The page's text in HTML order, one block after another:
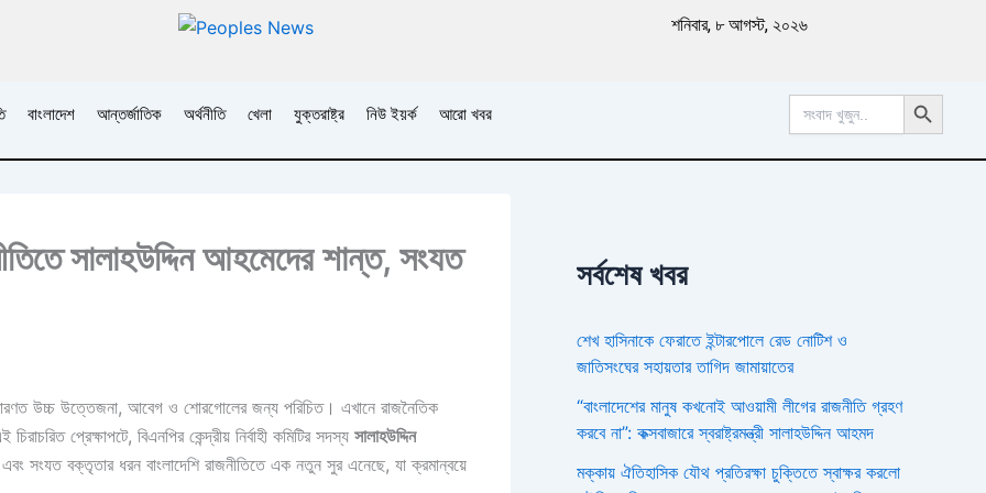
শনিবার, ৮ আগস্ট, ২০২৬
বাংলাদেশ আন্তর্জাতিক অর্থনীতি খেলা যুক্তরাষ্ট্র নিউ ইয়র্ক আরো খবর
Search
for:
Search Button
সালাহউদ্দিন আহমেদের শান্ত, সংযত
উচ্চ উত্তেজনা, আবেগ ও শোরগোলের জন্য পরিচিত। এখানে রাজনৈতিক
প্রেক্ষাপটে, বিএনপির কেন্দ্রীয় নির্বাহী কমিটির সদস্য সালাহউদ্দিন
সংযত বক্তৃতার ধরন বাংলাদেশি রাজনীতিতে এক নতুন সুর এনেছে, যা ক্রমান্বয়ে
সর্বশেষ খবর
শেখ হাসিনাকে ফেরাতে ইন্টারপোলে রেড নোটিশ ও
জাতিসংঘের সহায়তার তাগিদ জামায়াতের
“বাংলাদেশের মানুষ কখনোই আওয়ামী লীগের রাজনীতি গ্রহণ
করবে না”: কক্সবাজারে স্বরাষ্ট্রমন্ত্রী সালাহউদ্দিন আহমদ
মক্কায় ঐতিহাসিক যৌথ প্রতিরক্ষা চুক্তিতে স্বাক্ষর করলো